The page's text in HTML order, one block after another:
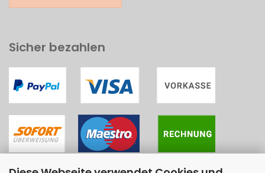
Sicher bezahlen